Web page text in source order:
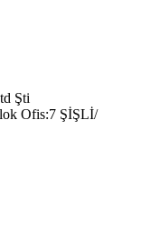
Şti
Ofis:7 ŞİŞLİ/